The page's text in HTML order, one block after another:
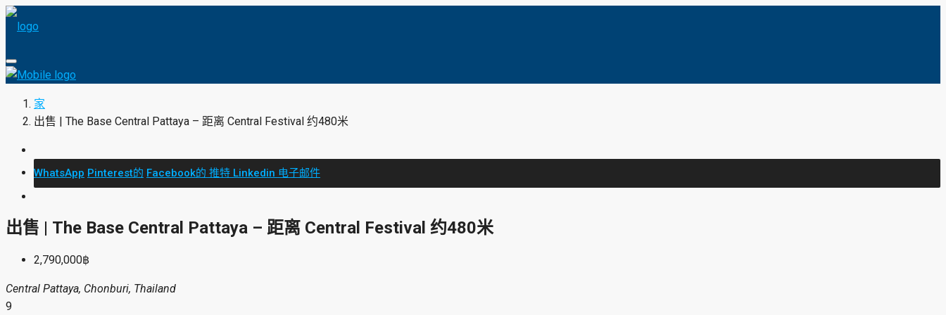
家
出售 | The Base Central Pattaya – 距离 Central Festival 约480米
WhatsApp Pinterest的 Facebook的 推特 Linkedin 电子邮件
出售 | The Base Central Pattaya – 距离 Central Festival 约480米
2,790,000฿
Central Pattaya, Chonburi, Thailand
9